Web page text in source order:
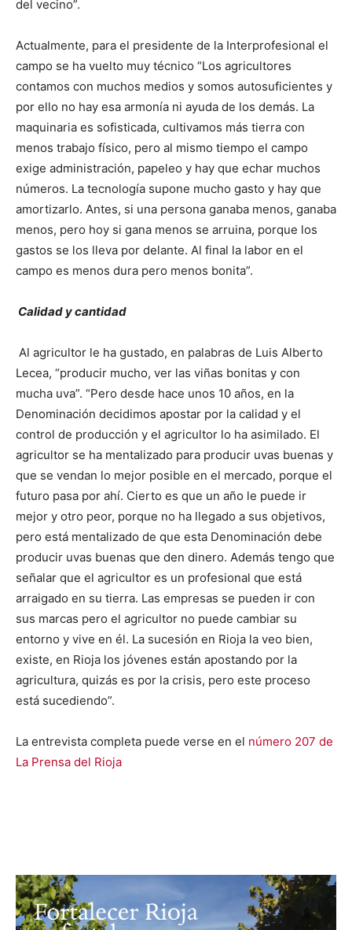
del vecino”.
Actualmente, para el presidente de la Interprofesional el
campo se ha vuelto muy técnico “Los agricultores
contamos con muchos medios y somos autosuficientes y
por ello no hay esa armonía ni ayuda de los demás. La
maquinaria es sofisticada, cultivamos más tierra con
menos trabajo físico, pero al mismo tiempo el campo
exige administración, papeleo y hay que echar muchos
números. La tecnología supone mucho gasto y hay que
amortizarlo. Antes, si una persona ganaba menos, ganaba
menos, pero hoy si gana menos se arruina, porque los
gastos se los lleva por delante. Al final la labor en el
campo es menos dura pero menos bonita”.
Calidad y cantidad
Al agricultor le ha gustado, en palabras de Luis Alberto
Lecea, “producir mucho, ver las viñas bonitas y con
mucha uva”. “Pero desde hace unos 10 años, en la
Denominación decidimos apostar por la calidad y el
control de producción y el agricultor lo ha asimilado. El
agricultor se ha mentalizado para producir uvas buenas y
que se vendan lo mejor posible en el mercado, porque el
futuro pasa por ahí. Cierto es que un año le puede ir
mejor y otro peor, porque no ha llegado a sus objetivos,
pero está mentalizado de que esta Denominación debe
producir uvas buenas que den dinero. Además tengo que
señalar que el agricultor es un profesional que está
arraigado en su tierra. Las empresas se pueden ir con
sus marcas pero el agricultor no puede cambiar su
entorno y vive en él. La sucesión en Rioja la veo bien,
existe, en Rioja los jóvenes están apostando por la
agricultura, quizás es por la crisis, pero este proceso
está sucediendo”.
La entrevista completa puede verse en el número 207 de
La Prensa del Rioja